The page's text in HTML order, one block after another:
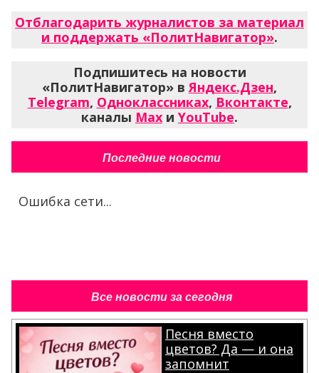
Отблагодарить журналистов за материал
и поддержать «ПолитНавигатор».
Подпишитесь на новости
«ПолитНавигатор» вЯндекс.Дзен,
Telegram, Одноклассниках, Вконтакте,
каналы Max и YouTube.
Последние новости
Ошибка сети...
Все новости за сегодня
Песня вместо
цветов? Да — и она
запомнит